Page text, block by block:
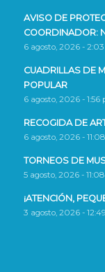
AVISO DE
COORDINADOR:
6 agosto, 2026 -
CUADRILLAS DE
POPULAR
6 agosto, 2026 - 1:56
RECOGIDA DE
6 agosto, 2026 -
TORNEOS DE
5 agosto, 2026 -
¡ATENCIÓN,
3 agosto, 2026 -